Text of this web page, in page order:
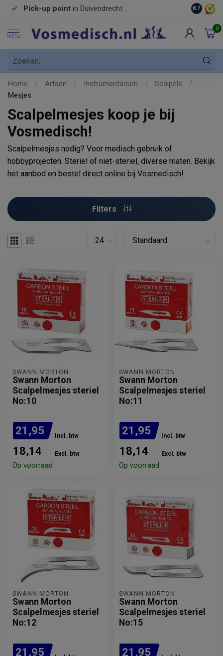
Pick-up point in Duivendrecht 8.7
MENU
0
Home / Artsen / Instrumentarium / Scalpels
/
Mesjes
Scalpelmesjes koop je bij
Vosmedisch!
Scalpelmesjes nodig? Voor medisch gebruik of
hobbyprojecten. Steriel of niet-steriel, diverse maten. Bekijk
het aanbod en bestel direct online bij Vosmedisch!
Filters
SWANN MORTON
Swann Morton
Scalpelmesjes steriel
No:10
21,95 Incl. btw
18,14 Excl. btw
Op voorraad
SWANN MORTON
Swann Morton
Scalpelmesjes steriel
No:11
21,95 Incl. btw
18,14 Excl. btw
Op voorraad
SWANN MORTON
Swann Morton
Scalpelmesjes steriel
No:12
21,95
SWANN MORTON
Swann Morton
Scalpelmesjes steriel
No:15
21,95